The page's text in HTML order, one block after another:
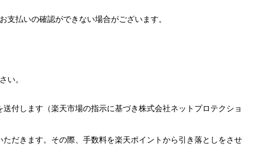
払いの確認ができない場合がございます。
い。
付します（楽天市場の指示に基づき株式会社ネットプロテクショ
だきます。その際、手数料を楽天ポイントから引き落としをさせ